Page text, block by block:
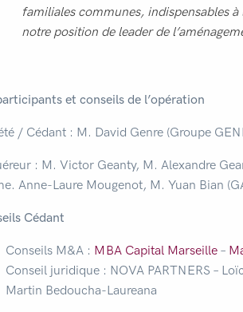
familiales communes, indispensables
notre position de leader de
et conseils de l’opération
/ Cédant : M. David Genre (Groupe
: M. Victor Geanty, M. Alexandre
Anne-Laure Mougenot, M. Yuan Bian
Cédant
Conseils M&A : MBA Capital Marseille –
Conseil juridique : NOVA PARTNERS –
Martin Bedoucha-Laureana